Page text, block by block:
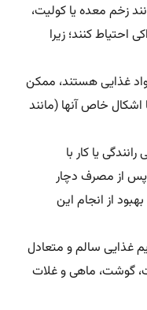
زخم معده یا کولیت،
احتیاط کنند؛ زیرا
غذایی هستند، ممکن
اشکال خاص آنها (مانند
یا کار با
پس از مصرف دچار
از انجام این
غذایی سالم و متعادل
گوشت، ماهی و غلات